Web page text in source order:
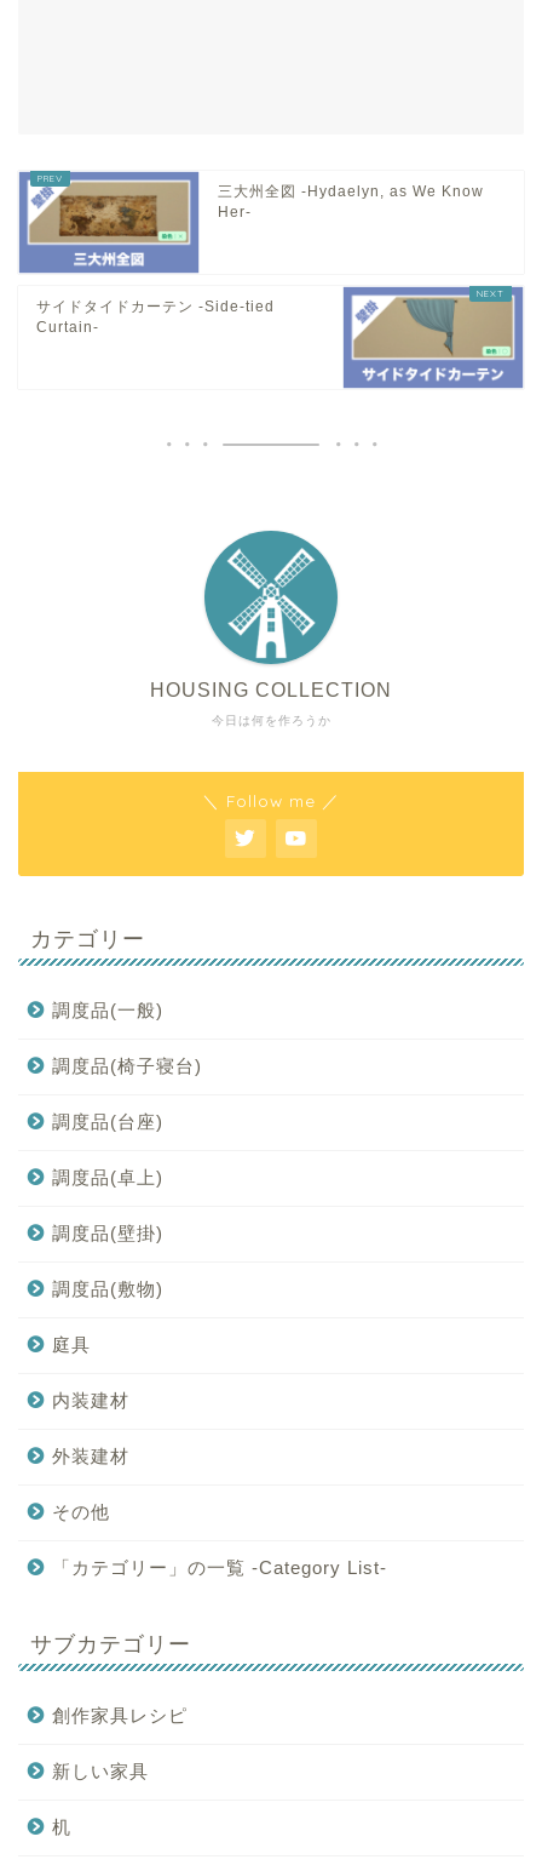
三大州全図 -Hydaelyn, as We Know
Her-
サイドタイドカーテン -Side-tied
Curtain-
今日は何を作ろうか
HOUSING COLLECTION
＼ Follow me ／
カテゴリー
調度品(一般)
調度品(椅子寝台)
調度品(台座)
調度品(卓上)
調度品(壁掛)
調度品(敷物)
庭具
内装建材
外装建材
その他
「カテゴリー」の一覧 -Category List-
サブカテゴリー
創作家具レシピ
新しい家具
机